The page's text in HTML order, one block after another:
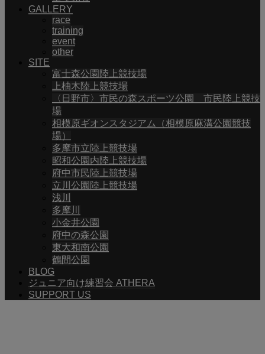
GALLERY
race
training
event
other
SITE
富士森公園陸上競技場
上柚木陸上競技場
〈日野市〉市民の森スポーツ公園 市民陸上競技
場
相模原ギオンスタジアム（相模原麻溝公園競技
場）
多摩市立陸上競技場
昭和公園内陸上競技場
府中市民陸上競技場
立川公園陸上競技場
浅川
多摩川
小金井公園
府中の森公園
東大和南公園
鶴間公園
BLOG
ジュニア向け練習会 ATHERA
SUPPORT US